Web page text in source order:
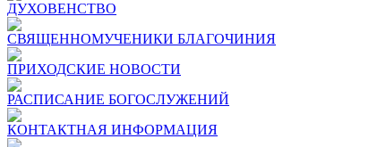
ДУХОВЕНСТВО
СВЯЩЕННОМУЧЕНИКИ БЛАГОЧИНИЯ
ПРИХОДСКИЕ НОВОСТИ
РАСПИСАНИЕ БОГОСЛУЖЕНИЙ
КОНТАКТНАЯ ИНФОРМАЦИЯ